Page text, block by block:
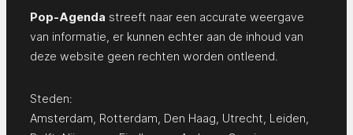
Pop-Agenda streeft naar een accurate weergave
van informatie, er kunnen echter aan de inhoud van
deze website geen rechten worden ontleend.
Steden:
Amsterdam Rotterdam Den Haag Utrecht Leiden